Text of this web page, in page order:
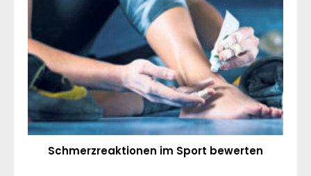
Schmerzreaktionen im Sport bewerten